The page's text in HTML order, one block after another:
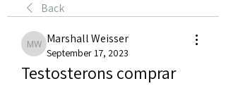
Back
Marshall Weisser
Marshall Weisser
September 17, 2023
Testosterons comprar